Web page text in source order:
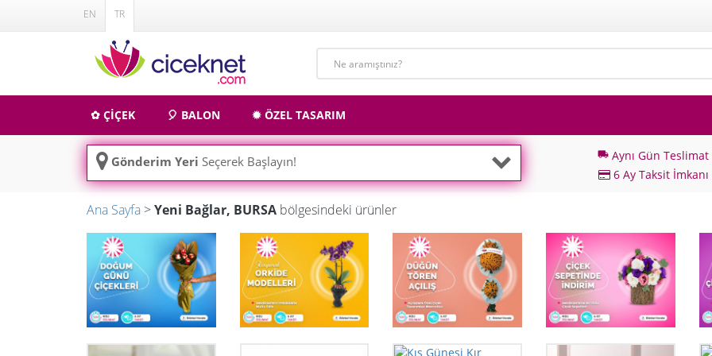
EN TR
✿ ÇİÇEK 🎈 BALON ✹ ÖZEL TASARIM
Gönderim Yeri Seçerek Başlayın! local_shipping Aynı Gün Teslimat
6 Ay Taksit İmkanı
Ana Sayfa >Yeni Bağlar, BURSA bölgesindeki ürünler